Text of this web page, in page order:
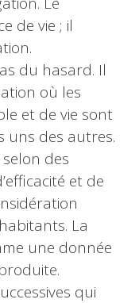
de vie ; il
du hasard. Il
où les
et de vie sont
uns des autres.
des
et de
La
une donnée
qui